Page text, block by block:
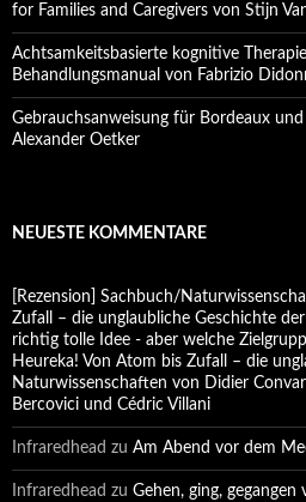
for Families and Caregivers von Stijn
Achtsamkeitsbasierte kognitive
Behandlungsmanual von Fabrizio
Gebrauchsanweisung für Bordeaux
Alexander Oetker
NEUESTE KOMMENTARE
[Rezension] Sachbuch/
Zufall – die unglaubliche Geschichte
richtig tolle Idee - aber welche
Heureka! Von Atom bis Zufall – die
Naturwissenschaften von Didier
Bercovici und Cédric Villani
Infraredhead zu Am Abend vor dem
Infraredhead zu Gehen, ging,